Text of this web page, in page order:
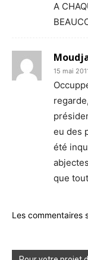
A
15 mai
eu des
été
que
Les commentaires